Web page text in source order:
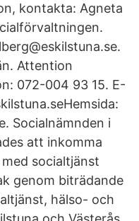
kontakta: Agneta
Attention
072-004 93 15. E-
Socialnämnden i
att inkomma
socialtjänst
genom biträdande
hälso- och